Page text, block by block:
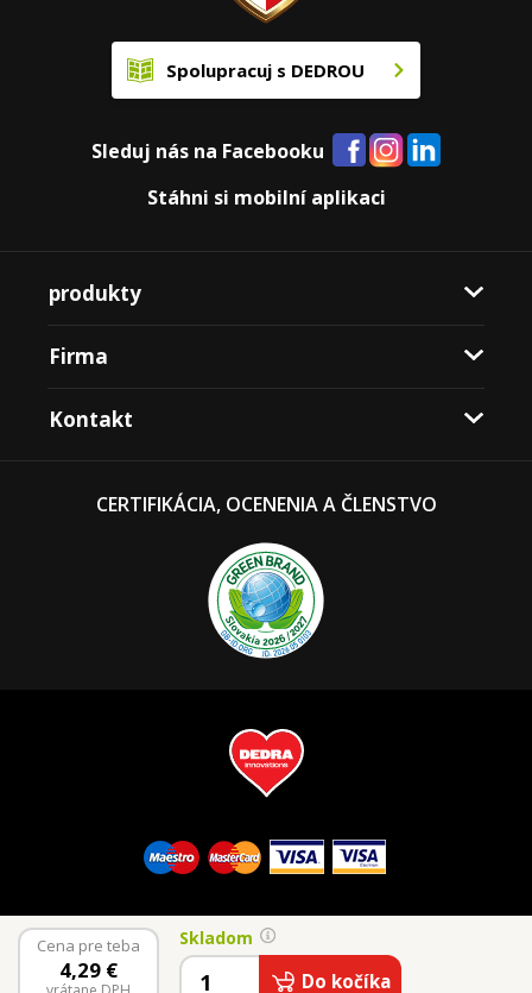
Cena pre teba
4,29 €
Skladom
Do kočíka
Spolupracuj s DEDROU
Sleduj nás na Facebooku
Stáhni si mobilní aplikaci
produkty
Firma
Kontakt
CERTIFIKÁCIA, OCENENIA A ČLENSTVO